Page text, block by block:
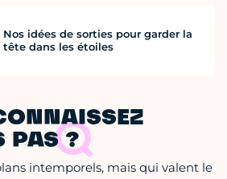
Nos idées de sorties pour garder la
tête dans les étoiles
PAS ?
intemporels, mais qui valent le